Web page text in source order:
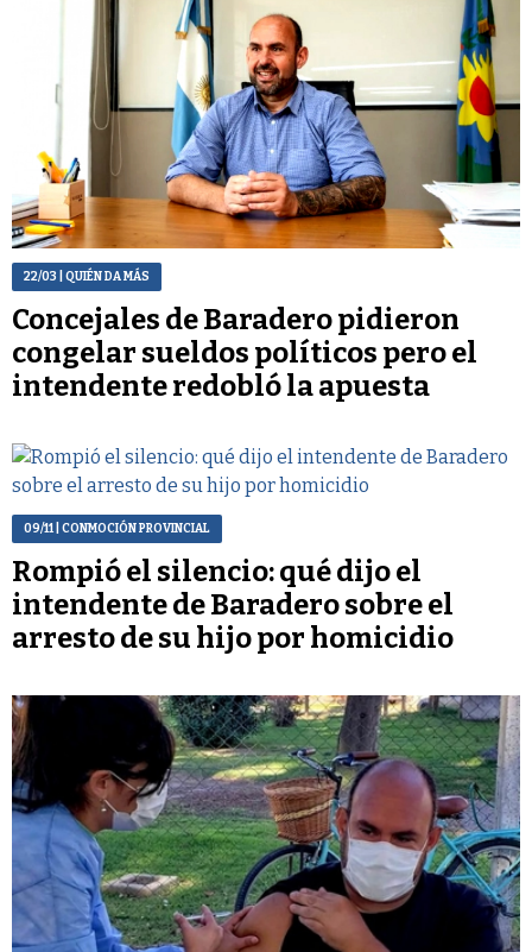
22/03 | QUIÉN DA MÁS
Concejales de Baradero pidieron
congelar sueldos políticos pero el
intendente redobló la apuesta
09/11| CONMOCIÓN PROVINCIAL
Rompió el silencio: qué dijo el
intendente de Baradero sobre el
arresto de su hijo por homicidio